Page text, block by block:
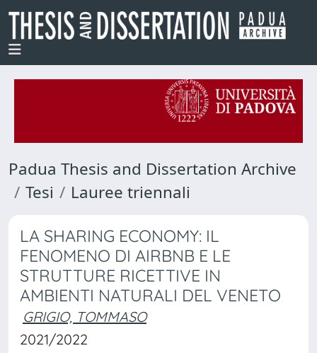
Padua Thesis and Dissertation Archive
Tesi
Lauree triennali
LA SHARING ECONOMY: IL
FENOMENO DI AIRBNB E LE
STRUTTURE RICETTIVE IN
AMBIENTI NATURALI DEL VENETO
GRIGIO, TOMMASO
2021/2022